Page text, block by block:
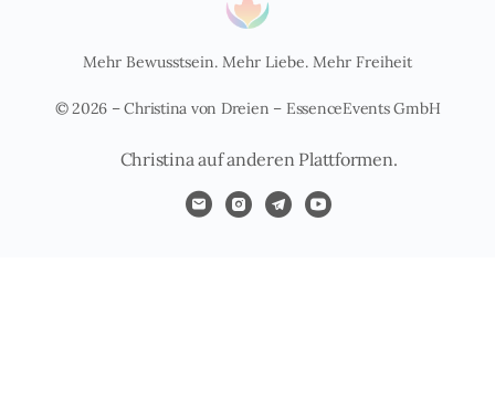
Mehr Bewusstsein. Mehr Liebe. Mehr Freiheit
© 2026 – Christina von Dreien – EssenceEvents GmbH
Christina auf anderen Plattformen.